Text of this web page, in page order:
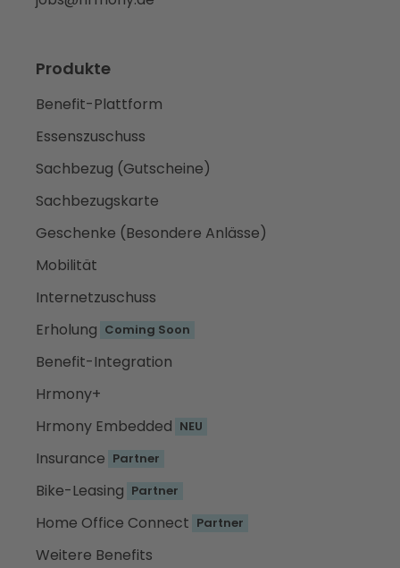
Produkte
Benefit-Plattform
Essenszuschuss
Sachbezug (Gutscheine)
Sachbezugskarte
Geschenke (Besondere Anlässe)
Mobilität
Internetzuschuss
Erholung Coming Soon
Benefit-Integration
Hrmony+
Hrmony Embedded NEU
Insurance Partner
Bike-Leasing Partner
Home Office Connect Partner
Weitere Benefits